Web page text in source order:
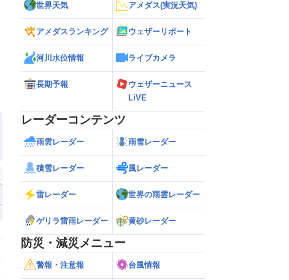
世界天気 アメダス(実況天気)
アメダスランキング ウェザーリポート
河川水位情報 ライブカメラ
長期予報
ウェザーニュース
LiVE
レーダーコンテンツ
雨雲レーダー 雨雪レーダー
積雪レーダー 風レーダー
雷レーダー 世界の雨雲レーダー
ゲリラ雷雨レーダー 黄砂レーダー
防災・減災メニュー
警報・注意報 台風情報